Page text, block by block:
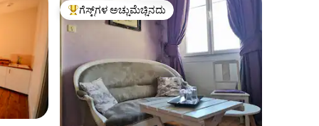
ಗೆಸ್ಟ್‌ಗಳಿಗೆ ಅತಿ ಹೆಚ್ಚು ಅಚ್ಚುಮೆಚ್ಚಿನದು
ಗೆಸ್ಟ್‌ಗಳ ಅಚ್ಚುಮೆಚ್ಚಿನದು